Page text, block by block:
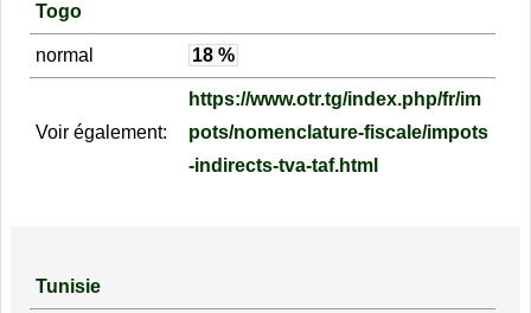
Togo
normal 18 %
Voir également:
https://www.otr.tg/index.php/fr/im
pots/nomenclature-fiscale/impots
-indirects-tva-taf.html
Tunisie